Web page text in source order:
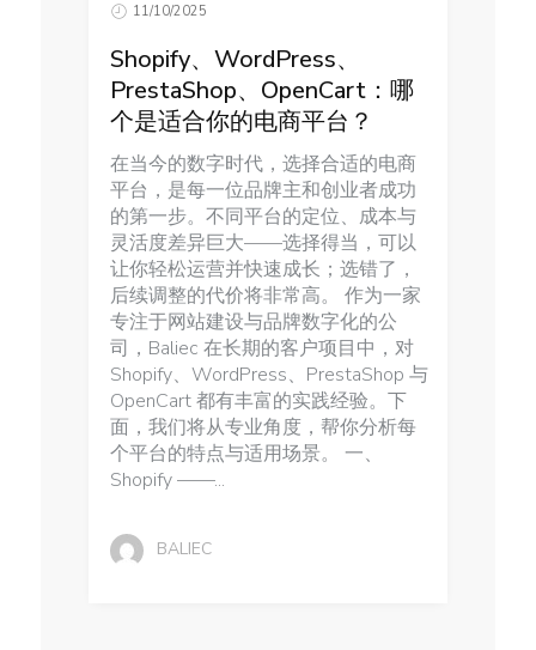
11/10/2025
Shopify、WordPress、
PrestaShop、OpenCart：哪
个是适合你的电商平台？
在当今的数字时代，选择合适的电商
平台，是每一位品牌主和创业者成功
的第一步。不同平台的定位、成本与
灵活度差异巨大——选择得当，可以
让你轻松运营并快速成长；选错了，
后续调整的代价将非常高。 作为一家
专注于网站建设与品牌数字化的公
司，Baliec 在长期的客户项目中，对
Shopify、WordPress、PrestaShop 与
OpenCart 都有丰富的实践经验。下
面，我们将从专业角度，帮你分析每
个平台的特点与适用场景。 一、
Shopify ——...
BALIEC